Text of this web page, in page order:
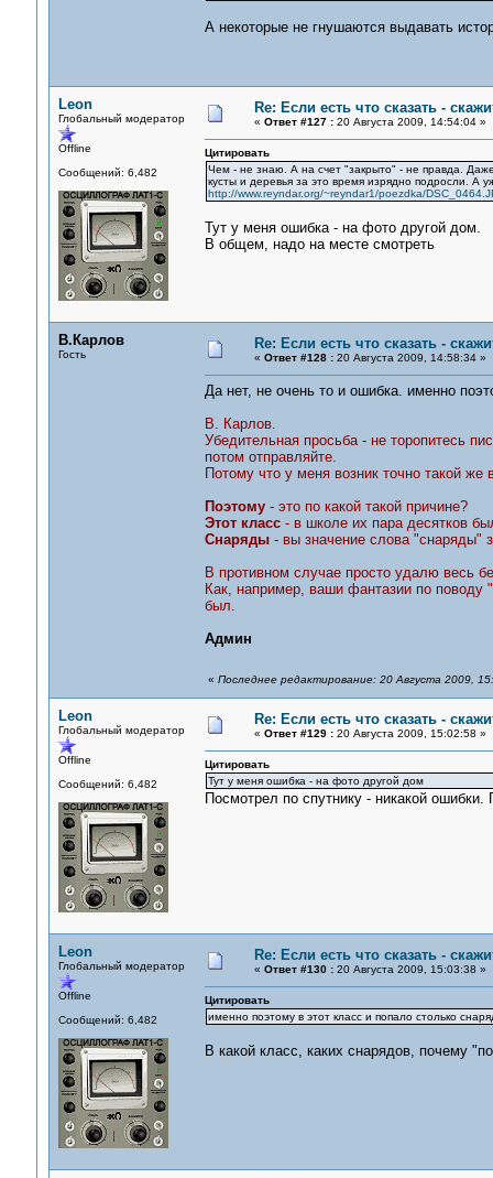
А некоторые не гнушаются выдавать
Leon
Глобальный модератор
Offline
Сообщений: 6,482
Re: Если есть что сказать -
« Ответ #127 :20 Августа 2009, 14:54:04 »
Цитировать
Чем - не знаю. А на счет "закрыто" - не правда.
кусты и деревья за это время изрядно подросли. А
http://www.reyndar.org/~reyndar1/poezdka/
Тут у меня ошибка - на фото другой дом.
В общем, надо на месте смотреть
В.Карлов
Гость
Re: Если есть что сказать -
« Ответ #128 :20 Августа 2009, 14:58:34 »
Да нет, не очень то и ошибка. именно
В. Карлов.
Убедительная просьба - не торопитесь
потом отправляйте.
Потому что у меня возник точно такой же
Поэтому- это по какой такой причине?
Этот класс- в школе их пара десятков
Снаряды- вы значение слова "снаряды"
В противном случае просто удалю весь
Как, например, ваши фантазии по поводу
был.
Админ
« Последнее редактирование: 20 Августа 2009,
Leon
Глобальный модератор
Offline
Сообщений: 6,482
Re: Если есть что сказать -
« Ответ #129 :20 Августа 2009, 15:02:58 »
Цитировать
Тут у меня ошибка - на фото другой дом
Посмотрел по спутнику - никакой
Leon
Глобальный модератор
Offline
Сообщений: 6,482
Re: Если есть что сказать -
« Ответ #130 :20 Августа 2009, 15:03:38 »
Цитировать
именно поэтому в этот класс и попало столько
В какой класс, каких снарядов, почему